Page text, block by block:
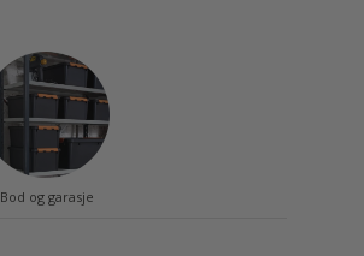
Bod og garasje